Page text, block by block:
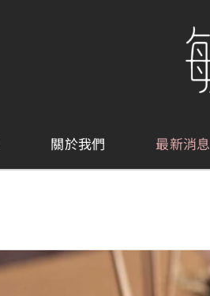
關於我們 最新消息